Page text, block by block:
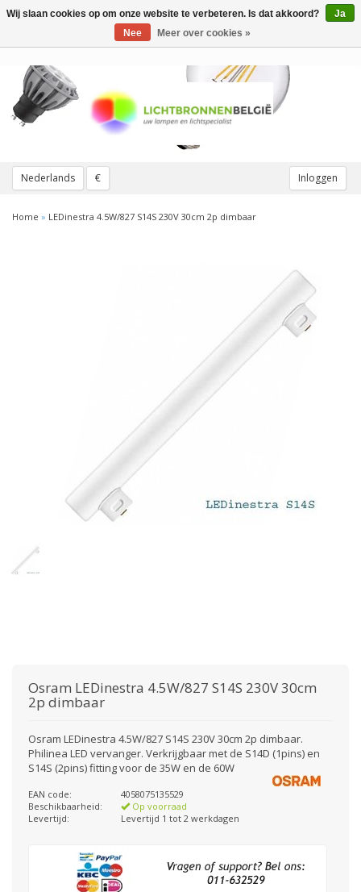
Nederlands € Inloggen
Toggle
Home » LEDinestra 4.5W/827 S14S 230V 30cm 2p dimbaar
Osram LEDinestra 4.5W/827 S14S 230V 30cm
2p dimbaar
Osram LEDinestra 4.5W/827 S14S 230V 30cm 2p dimbaar.
Philinea LED vervanger. Verkrijgbaar met de S14D (1pins) en
S14S (2pins) fitting voor de 35W en de 60W
EAN code:
4058075135529
Beschikbaarheid:
Op voorraad
Levertijd:
Levertijd 1 tot 2 werkdagen
Wij slaan cookies op om onze website te verbeteren. Is dat akkoord?
Ja
Nee
Meer over cookies »